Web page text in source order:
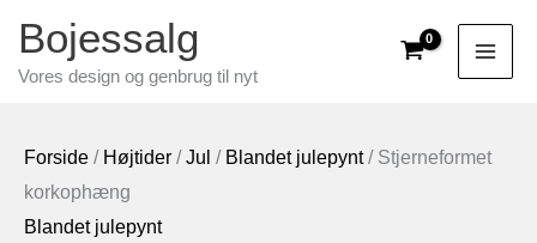
indholdet
Bojessalg
Vores design og genbrug til nyt
Forside / Højtider /Jul / Blandet julepynt/ Stjerneformet
korkophæng
Blandet julepynt